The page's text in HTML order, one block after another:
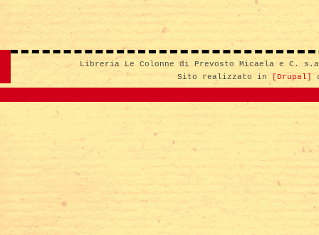
Libreria Le Colonne di Prevosto Micaela e C.
Sito realizzato in
[Drupal]